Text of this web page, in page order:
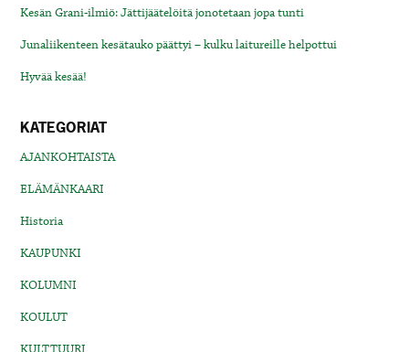
Kesän Grani-ilmiö: Jättijäätelöitä jonotetaan jopa tunti
Junaliikenteen kesätauko päättyi – kulku laitureille helpottui
Hyvää kesää!
KATEGORIAT
AJANKOHTAISTA
ELÄMÄNKAARI
Historia
KAUPUNKI
KOLUMNI
KOULUT